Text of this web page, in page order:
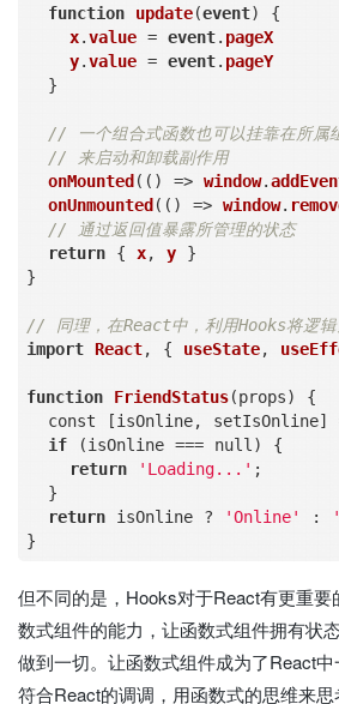
function
update(event) {
x.value = event. pageX
y.value = event. pageY
}
// 一个组合式函数也可以挂靠在所属
// 来启动和卸载副作用
onMounted (() => window.
onUnmounted (() => window.
// 通过返回值暴露所管理的状态
return { x, y }
}
// 同理，在React中，利用Hooks将逻辑
import React, { useState,
function FriendStatus(props) {
const [isOnline, setIsOnline]
if (isOnline === null) {
return
'Loading...' ;
}
return isOnline ? 'Online' :
但不同的是，Hooks对于React有更重
数式组件的能力，让函数式组件拥有状
做到一切。让函数式组件成为了React
符合React的调调，用函数式的思维来